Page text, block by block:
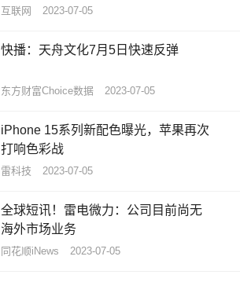
互联网 2023-07-05
快播：天舟文化7月5日快速反弹
东方财富Choice数据 2023-07-05
iPhone 15系列新配色曝光，苹果再次
打响色彩战
雷科技 2023-07-05
全球短讯！雷电微力：公司目前尚无
海外市场业务
同花顺iNews 2023-07-05